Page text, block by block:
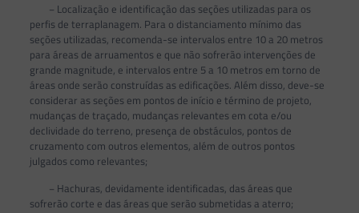
− Localização e identificação das seções utilizadas para os
perfis de terraplanagem. Para o distanciamento mínimo das
seções utilizadas, recomenda-se intervalos entre 10 a 20 metros
para áreas de arruamentos e que não sofrerão intervenções de
grande magnitude, e intervalos entre 5 a 10 metros em torno de
áreas onde serão construídas as edificações. Além disso, deve-se
considerar as seções em pontos de início e término de projeto,
mudanças de traçado, mudanças relevantes em cota e/ou
declividade do terreno, presença de obstáculos, pontos de
cruzamento com outros elementos, além de outros pontos
julgados como relevantes;
− Hachuras, devidamente identificadas, das áreas que
sofrerão corte e das áreas que serão submetidas a aterro;